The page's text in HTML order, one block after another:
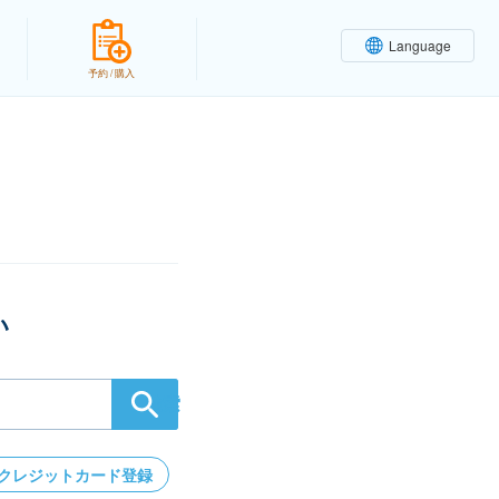
Language
予約 / 購入
検索
レジットカード登録